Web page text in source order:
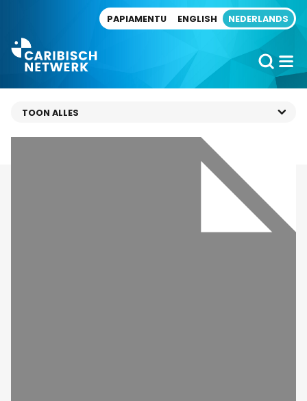
PAPIAMENTU ENGLISH NEDERLANDS